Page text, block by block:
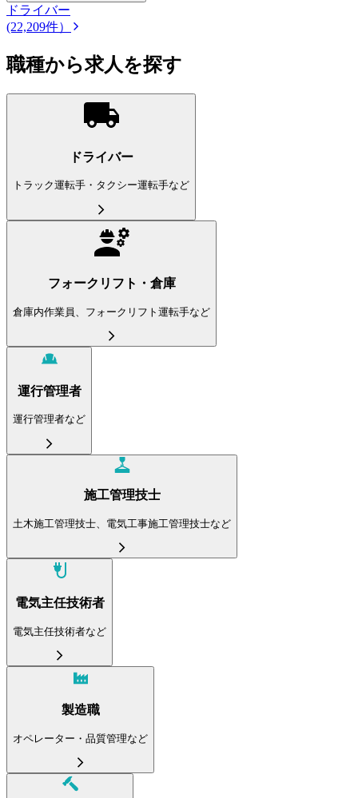
ドライバー
(22,209件）
職種から求人を探す
ドライバー
トラック運転手・タクシー運転手など
フォークリフト・倉庫
倉庫内作業員、フォークリフト運転手など
運行管理者
運行管理者など
施工管理技士
土木施工管理技士、電気工事施工管理技士など
電気主任技術者
電気主任技術者など
製造職
オペレーター・品質管理など